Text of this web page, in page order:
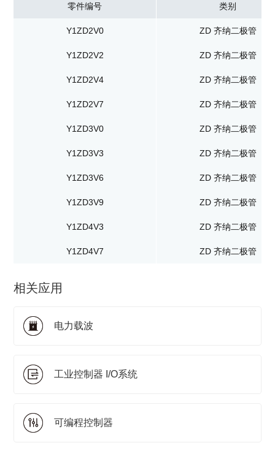
零件编号 类别
Y1ZD2V0 ZD 齐纳二极管
Y1ZD2V2 ZD 齐纳二极管
Y1ZD2V4 ZD 齐纳二极管
Y1ZD2V7 ZD 齐纳二极管
Y1ZD3V0 ZD 齐纳二极管
Y1ZD3V3 ZD 齐纳二极管
Y1ZD3V6 ZD 齐纳二极管
Y1ZD3V9 ZD 齐纳二极管
Y1ZD4V3 ZD 齐纳二极管
Y1ZD4V7 ZD 齐纳二极管
相关应用
电力载波
工业控制器 I/O系统
可编程控制器